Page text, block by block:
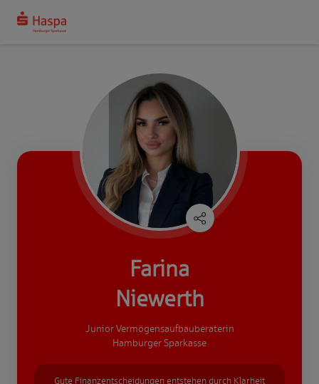
Farina
Niewerth
Junior Vermögensaufbauberaterin
Hamburger Sparkasse
Gute Finanzentscheidungen entstehen durch Klarheit